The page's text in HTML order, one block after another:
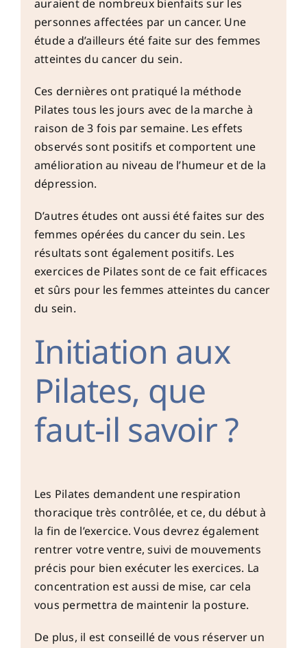
auraient de nombreux bienfaits sur les
personnes affectées par un cancer. Une
étude a d’ailleurs été faite sur des femmes
atteintes du cancer du sein.
Ces dernières ont pratiqué la méthode
Pilates tous les jours avec de la marche à
raison de 3 fois par semaine. Les effets
observés sont positifs et comportent une
amélioration au niveau de l’humeur et de la
dépression.
D’autres études ont aussi été faites sur des
femmes opérées du cancer du sein. Les
résultats sont également positifs. Les
exercices de Pilates sont de ce fait efficaces
et sûrs pour les femmes atteintes du cancer
du sein.
Initiation aux
Pilates, que
faut-il savoir ?
Les Pilates demandent une respiration
thoracique très contrôlée, et ce, du début à
la fin de l’exercice. Vous devrez également
rentrer votre ventre, suivi de mouvements
précis pour bien exécuter les exercices. La
concentration est aussi de mise, car cela
vous permettra de maintenir la posture.
De plus, il est conseillé de vous réserver un